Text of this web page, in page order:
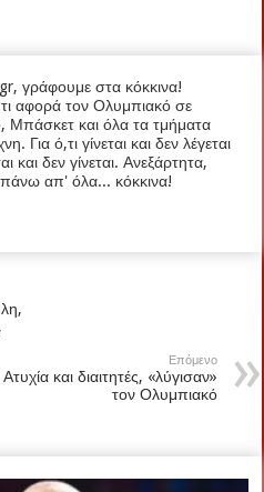
γράφουμε στα κόκκινα!
αφορά τον Ολυμπιακό σε
Μπάσκετ και όλα τα τμήματα
Για ό,τι γίνεται και δεν λέγεται
και δεν γίνεται. Ανεξάρτητα,
πάνω απ' όλα... κόκκινα!
Επόμενο
Ατυχία και διαιτητές, «λύγισαν»
τον Ολυμπιακό